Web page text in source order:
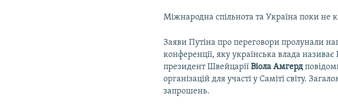
Міжнародна спільнота та Україна поки не
Заяви Путіна про переговори пролунали
конференції, яку українська влада
президент ШвейцаріїВіола Амгерд
організацій для участі у Саміті світу.
запрошень.